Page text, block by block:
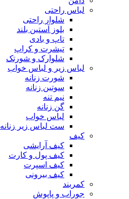
لباس راحتی
شلوار راحتی
بلوز آستین بلند
تاپ و بادی
تیشرت و کراپ
شلوارک و شورتک
لباس زیر و لباس خواب
شورت زنانه
سوتین زنانه
نیم تنه
گن زنانه
لباس خواب
ست لباس زیر زنانه
کیف
کیف آرایشی
کیف پول و کارت
کیف اسپرت
کیف بیرونی
کمربند
جوراب و پاپوش